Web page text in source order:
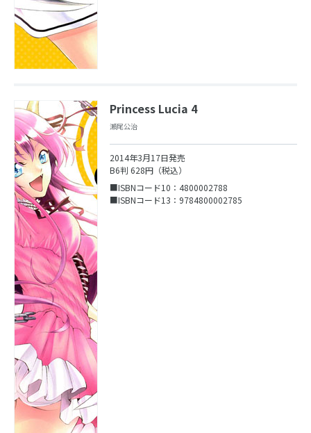
Princess Lucia 4
瀬尾公治
2014年3月17日発売
B6判 628円（税込）
■ISBNコード10：4800002788
■ISBNコード13：9784800002785